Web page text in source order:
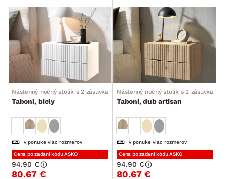
Nástenný nočný stolík s 2 zásuvkami
Taboni, biely
v ponuke viac rozmerov
Cena po zadaní kódu ASKO
80.67 €
94.90 €
Nástenný nočný stolík s 2 zásuvkami
Taboni, dub artisan
v ponuke viac rozmerov
Cena po zadaní kódu ASKO
80.67 €
94.90 €